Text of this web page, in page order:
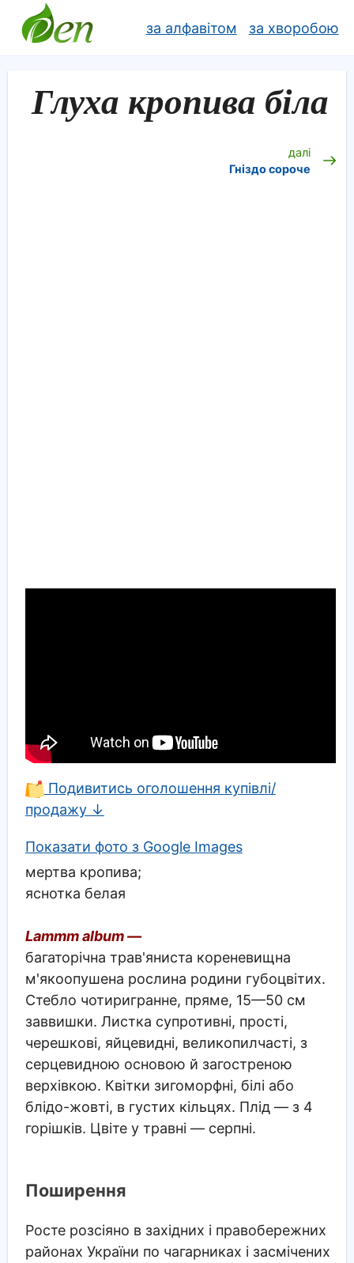
за алфавітом за хворобою
Глуха кропива біла
далі
Гніздо сороче
Подивитись оголошення купівлі/
продажу ↓
Показати фото з Google Images
мертва кропива;
яснотка белая
Lammm album —
багаторічна трав'яниста кореневищна
м'якоопушена рослина родини губоцвітих.
Стебло чотиригранне, пряме, 15—50 см
заввишки. Листка супротивні, прості,
черешкові, яйцевидні, великопилчасті, з
серцевидною основою й загостреною
верхівкою. Квітки зигоморфні, білі або
блідо-жовті, в густих кільцях. Плід — з 4
горішків. Цвіте у травні — серпні.
Поширення
Росте розсіяно в західних і правобережних
районах України по чагарниках і засмічених